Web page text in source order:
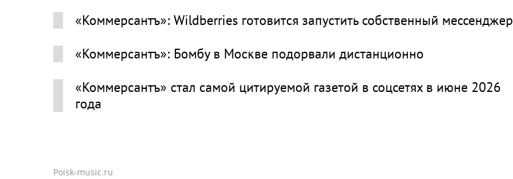
«Коммерсантъ»: Wildberries готовится запустить собственный мессенджер
«Коммерсантъ»: Бомбу в Москве подорвали дистанционно
«Коммерсантъ» стал самой цитируемой газетой в соцсетях в июне 2026
года
Poisk-music.ru